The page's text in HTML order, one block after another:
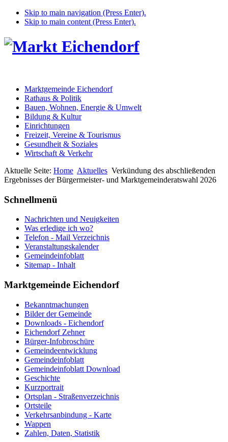
Skip to main navigation (Press Enter).
Skip to main content (Press Enter).
Marktgemeinde Eichendorf
Rathaus & Politik
Bauen, Wohnen, Energie & Umwelt
Bildung & Kultur
Einrichtungen
Freizeit, Vereine & Tourismus
Gesundheit & Soziales
Wirtschaft & Verkehr
Aktuelle Seite: Home Aktuelles Verkündung des abschließenden
Ergebnisses der Bürgermeister- und Marktgemeinderatswahl 2026
Schnellmenü
Nachrichten und Neuigkeiten
Was erledige ich wo?
Telefon - Mail Verzeichnis
Veranstaltungskalender
Gemeindeinfoblatt
Sitemap - Inhalt
Marktgemeinde Eichendorf
Bekanntmachungen
Bilder der Gemeinde
Downloads - Eichendorf
Eichendorf Zehner
Bürger-Infobroschüre
Gemeindeentwicklung
Gemeindeinfoblatt
Gemeindeinfoblatt Download
Geschichte
Kurzportrait
Ortsplan - Straßenverzeichnis
Ortsteile
Verkehrsanbindung - Karte
Wappen
Zahlen, Daten, Statistik